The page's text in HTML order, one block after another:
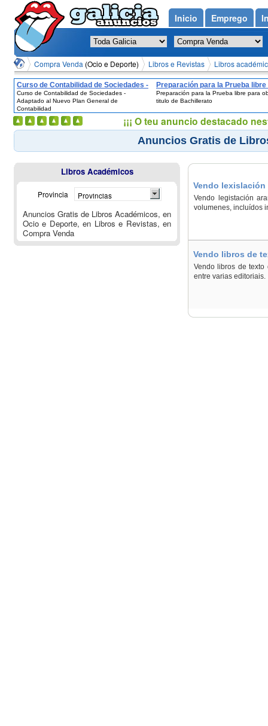
Compra Venda (Ocio e Deporte) Libros e Revistas Libros
Curso de Contabilidad de Sociedades -
Adaptado al Nuevo Plan General de
Contabilidad
Curso de Contabilidad de Sociedades -
Adaptado al Nuevo Plan General de
Contabilidad
Preparación para la Prueba libre
obtener el titulo de Bachillerato
Preparación para la Prueba libre para
titulo de Bachillerato
Anuncios Gratis de
Vendo lexislación
Vendo legistación
volumenes, incluídos
Vendo libros de
Vendo libros de
entre varias editoriais.
Libros Académicos
Provincia Provincias
Anuncios Gratis de Libros Académicos, en
Ocio e Deporte, en Libros e Revistas, en
Compra Venda
Inicio Emprego
¡¡¡ O teu anuncio destacado